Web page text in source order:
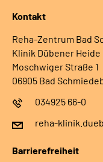
Kontakt
Reha-Zentrum Bad
Klinik Dübener Heide
Moschwiger Straße 1
06905 Bad
034925 66-0
reha-
Barrierefreiheit